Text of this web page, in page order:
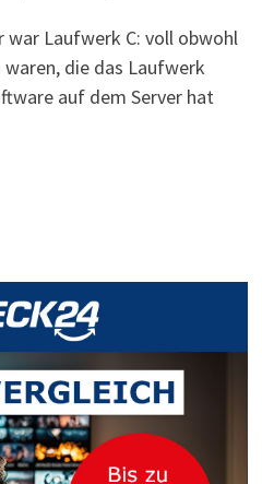
war Laufwerk C: voll obwohl
die das Laufwerk
auf dem Server hat